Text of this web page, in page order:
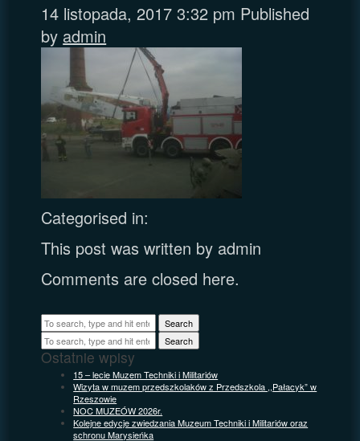
14 listopada, 2017 3:32 pm Published
by admin
Categorised in:
This post was written by admin
Comments are closed here.
Search
Search
Ostatnie wpisy
15 – lecie Muzem Techniki i Militariów
Wizyta w muzem przedszkolaków z Przedszkola ,,Pałacyk” w
Rzeszowie
NOC MUZEÓW 2026r.
Kolejne edycje zwiedzania Muzeum Techniki i Militariów oraz
schronu Marysieńka